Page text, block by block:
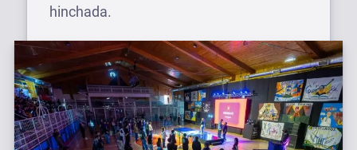
hinchada.